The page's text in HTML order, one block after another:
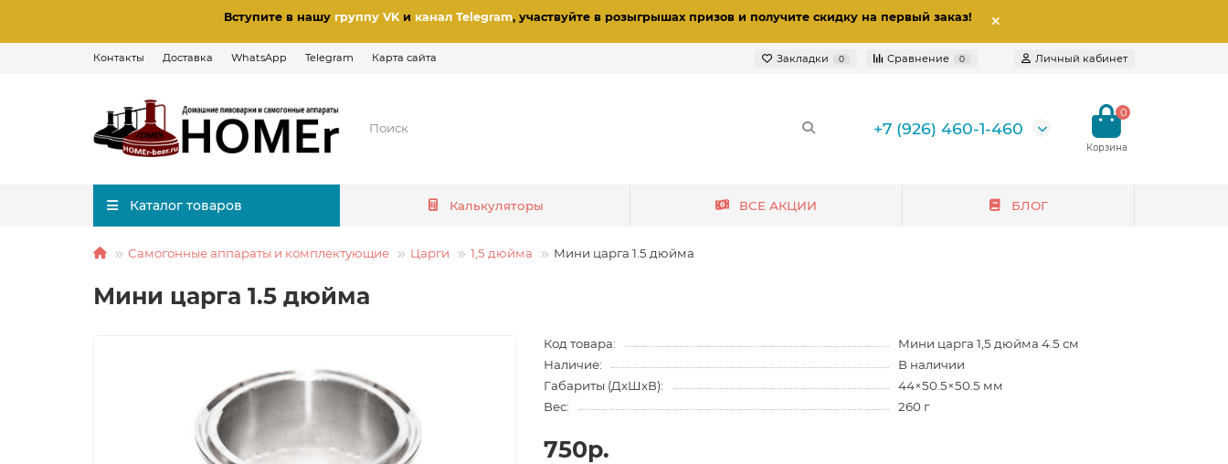
Вступите в нашу группу VKи канал Telegram, участвуйте в розыгрышах призов и получите скидку на первый заказ!
Контакты Доставка WhatsApp Telegram Карта сайта Закладки 0 Сравнение 0 Личный кабинет
+7 (926) 460-1-460
0
Каталог товаров Калькуляторы ВСЕ АКЦИИ БЛОГ
Самогонные аппараты и комплектующие Царги 1,5 дюйма Мини царга 1.5 дюйма
Мини царга 1.5 дюйма
Код товара:
Мини царга 1,5 дюйма 4.5 см
Наличие:
В наличии
Габариты (ДхШхВ):
44×50.5×50.5 мм
Вес:
260 г
750р.